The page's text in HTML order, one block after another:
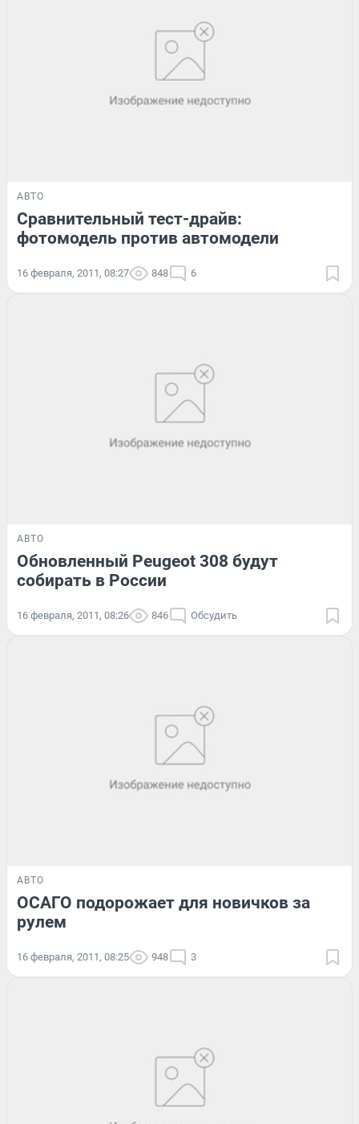
АВТО
Сравнительный тест-драйв:
фотомодель против автомодели
16 февраля, 2011, 08:27 848 6
АВТО
Обновленный Peugeot 308 будут
собирать в России
16 февраля, 2011, 08:26 846 Обсудить
АВТО
ОСАГО подорожает для новичков за
рулем
16 февраля, 2011, 08:25 948 3